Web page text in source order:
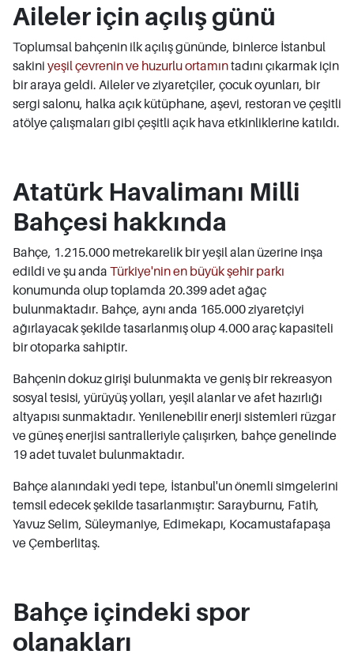
Aileler için açılış günü
Toplumsal bahçenin ilk açılış gününde, binlerce İstanbul
sakini yeşil çevrenin ve huzurlu ortamıntadını çıkarmak için
bir araya geldi. Aileler ve ziyaretçiler, çocuk oyunları, bir
sergi salonu, halka açık kütüphane, aşevi, restoran ve çeşitli
atölye çalışmaları gibi çeşitli açık hava etkinliklerine katıldı.
Atatürk Havalimanı Milli
Bahçesi hakkında
Bahçe, 1.215.000 metrekarelik bir yeşil alan üzerine inşa
edildi ve şu anda Türkiye'nin en büyük şehir parkı
konumunda olup toplamda 20.399 adet ağaç
bulunmaktadır. Bahçe, aynı anda 165.000 ziyaretçiyi
ağırlayacak şekilde tasarlanmış olup 4.000 araç kapasiteli
bir otoparka sahiptir.
Bahçenin dokuz girişi bulunmakta ve geniş bir rekreasyon
sosyal tesisi, yürüyüş yolları, yeşil alanlar ve afet hazırlığı
altyapısı sunmaktadır. Yenilenebilir enerji sistemleri rüzgar
ve güneş enerjisi santralleriyle çalışırken, bahçe genelinde
19 adet tuvalet bulunmaktadır.
Bahçe alanındaki yedi tepe, İstanbul'un önemli simgelerini
temsil edecek şekilde tasarlanmıştır: Sarayburnu, Fatih,
Yavuz Selim, Süleymaniye, Edimekapı, Kocamustafapaşa
ve Çemberlitaş.
Bahçe içindeki spor
olanakları